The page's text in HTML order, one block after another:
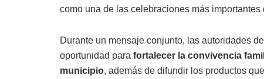
como una de las celebraciones más
Durante un mensaje conjunto, las autoridades
oportunidad para fortalecer la convivencia
municipio, además de difundir los productos